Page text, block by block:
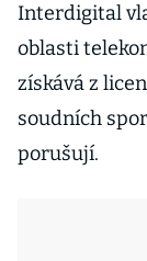
Interdigital
oblasti
získává z
soudních
porušují.